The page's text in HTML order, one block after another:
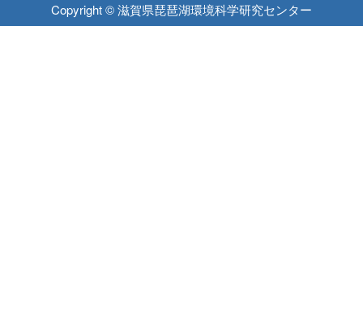
Copyright © 滋賀県琵琶湖環境科学研究センター